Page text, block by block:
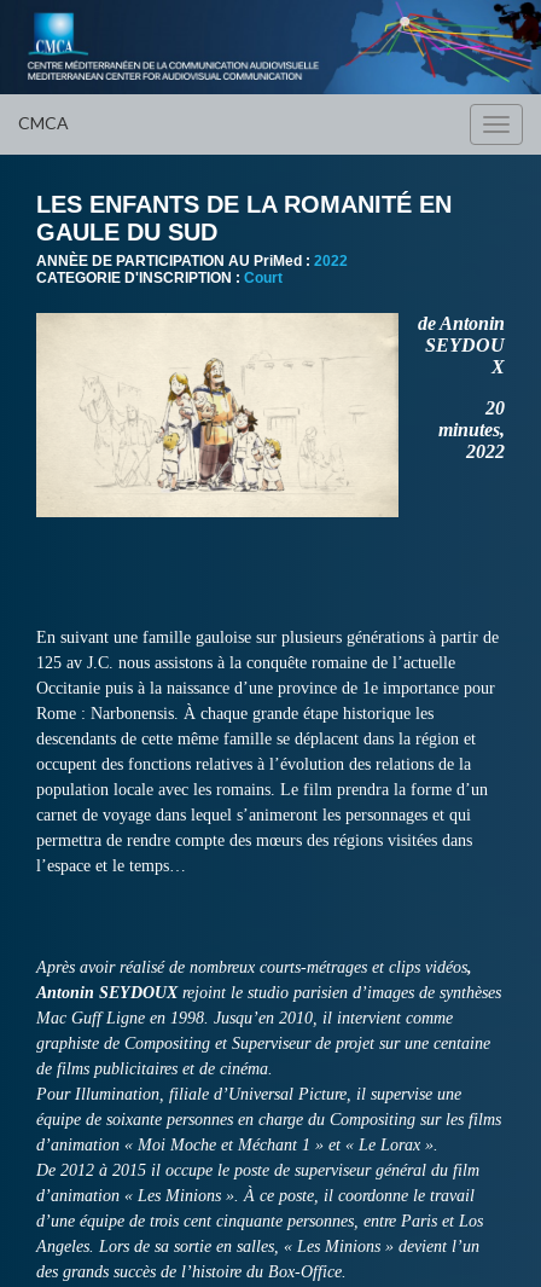
CMCA
LES ENFANTS DE LA ROMANITÉ EN
GAULE DU SUD
ANNÈE DE PARTICIPATION AU PriMed : 2022
CATEGORIE D'INSCRIPTION : Court
de Antonin
SEYDOU
X
20
minutes,
2022
En suivant une famille gauloise sur plusieurs générations à partir de
125 av J.C. nous assistons à la conquête romaine de l’actuelle
Occitanie puis à la naissance d’une province de 1e importance pour
Rome : Narbonensis. À chaque grande étape historique les
descendants de cette même famille se déplacent dans la région et
occupent des fonctions relatives à l’évolution des relations de la
population locale avec les romains. Le film prendra la forme d’un
carnet de voyage dans lequel s’animeront les personnages et qui
permettra de rendre compte des mœurs des régions visitées dans
l’espace et le temps…
Après avoir réalisé de nombreux courts-métrages et clips vidéos,
Antonin SEYDOUXrejoint le studio parisien d’images de synthèses
Mac Guff Ligne en 1998. Jusqu’en 2010, il intervient comme
graphiste de Compositing et Superviseur de projet sur une centaine
de films publicitaires et de cinéma.
Pour Illumination, filiale d’Universal Picture, il supervise une
équipe de soixante personnes en charge du Compositing sur les films
d’animation « Moi Moche et Méchant 1 » et « Le Lorax ».
De 2012 à 2015 il occupe le poste de superviseur général du film
d’animation « Les Minions ». À ce poste, il coordonne le travail
d’une équipe de trois cent cinquante personnes, entre Paris et Los
Angeles. Lors de sa sortie en salles, « Les Minions » devient l’un
des grands succès de l’histoire du Box-Office.